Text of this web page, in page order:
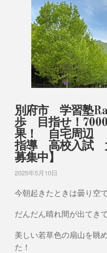
別府市 学習塾
歩 目指せ！
果！ 自宅周辺
指導 高校入試
募集中】
2025年5月10日
今朝起きたときは曇り空
だんだん晴れ間が出てきて
美しい若草色の扇山を眺
た！